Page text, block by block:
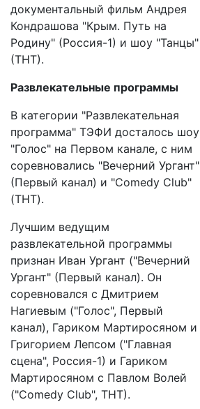
документальный фильм Андрея
Кондрашова "Крым. Путь на
Родину" (Россия-1) и шоу "Танцы"
(ТНТ).
Развлекательные программы
В категории "Развлекательная
программа" ТЭФИ досталось шоу
"Голос" на Первом канале, с ним
соревновались "Вечерний Ургант"
(Первый канал) и "Comedy Club"
(ТНТ).
Лучшим ведущим
развлекательной программы
признан Иван Ургант ("Вечерний
Ургант" (Первый канал). Он
соревновался с Дмитрием
Нагиевым ("Голос", Первый
канал), Гариком Мартиросяном и
Григорием Лепсом ("Главная
сцена", Россия-1) и Гариком
Мартиросяном с Павлом Волей
("Comedy Club", ТНТ).